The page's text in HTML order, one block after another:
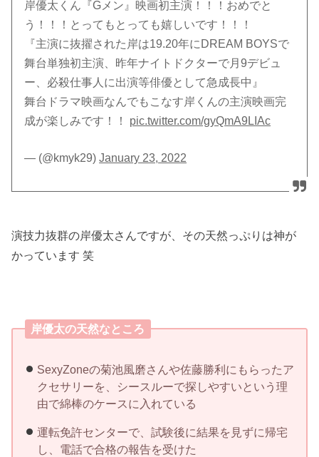
岸優太くん『Gメン』映画初主演！！！おめでと
う！！！とってもとっても嬉しいです！！！
『主演に抜擢された岸は19.20年にDREAM BOYSで
舞台単独初主演、昨年ナイトドクターで月9デビュ
ー、必殺仕事人に出演等俳優として急成長中』
舞台ドラマ映画なんでもこなす岸くんの主演映画完
成が楽しみです！！ pic.twitter.com/gyQmA9LIAc
— (@kmyk29)January 23, 2022
演技力抜群の岸優太さんですが、その天然っぷりは神が
かっています 笑
岸優太の天然なところ
SexyZoneの菊池風磨さんや佐藤勝利にもらったア
クセサリーを、シースルーで探しやすいという理
由で綿棒のケースに入れている
運転免許センターで、試験後に結果を見ずに帰宅
し、電話で合格の報告を受けた